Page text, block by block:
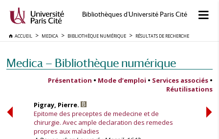
Bibliothèques d'Université Paris Cité
ACCUEIL MEDICA BIBLIOTHÈQUE NUMÉRIQUE RÉSULTATS DE RECHERCHE
Medica — Bibliothèque numérique
Présentation • Mode d’emploi • Services associés •
Réutilisations
Pigray, Pierre.
Epitome des preceptes de medecine et de
chirurgie. Avec ample declaration des remedes
propres aux maladies